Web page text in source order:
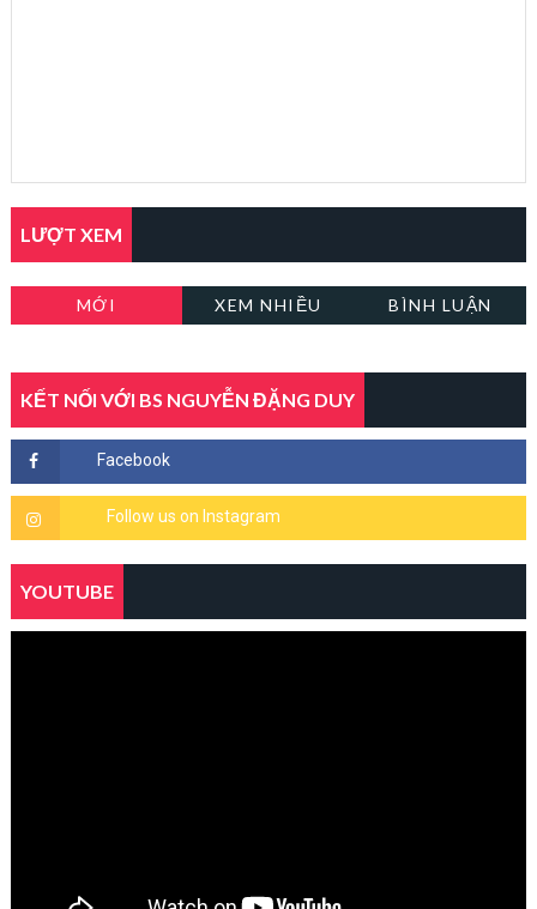
LƯỢT XEM
MỚI XEM NHIỀU BÌNH LUẬN
KẾT NỐI VỚI BS NGUYỄN ĐẶNG DUY
YOUTUBE